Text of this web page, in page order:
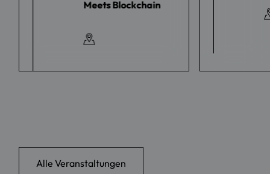
Meets Blockchain
Alle Veranstaltungen